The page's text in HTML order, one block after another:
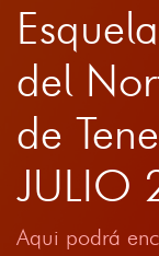
del
de
JULIO
Aqui podrá